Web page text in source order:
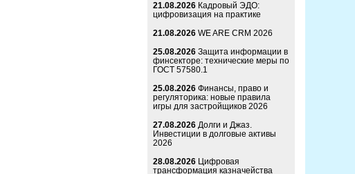
21.08.2026 Кадровый ЭДО:
цифровизация на практике
21.08.2026 WE ARE CRM 2026
25.08.2026 Защита информации в
финсекторе: технические меры по
ГОСТ 57580.1
25.08.2026 Финансы, право и
регуляторика: новые правила
игры для застройщиков 2026
27.08.2026 Долги и Джаз.
Инвестиции в долговые активы
2026
28.08.2026 Цифровая
трансформация казначейства